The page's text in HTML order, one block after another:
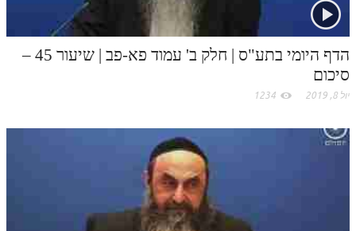
הדף היומי בתע"ס | חלק ב' עמוד פא-פב | שיעור 45 –
סיכום
יול 8, 2019 1234